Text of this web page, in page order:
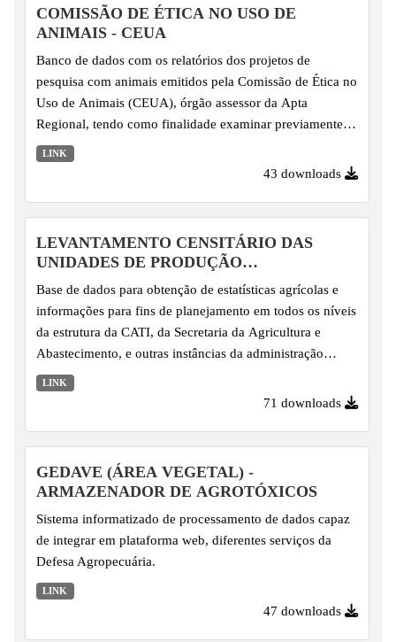
COMISSÃO DE ÉTICA NO USO DE
ANIMAIS - CEUA
Banco de dados com os relatórios dos projetos de
pesquisa com animais emitidos pela Comissão de Ética no
Uso de Animais (CEUA), órgão assessor da Apta
Regional, tendo como finalidade examinar previamente
os procedimentos, protocolos, projetos de ensino e/ou
pesquisa que envolvam o uso de animais vertebrados
LINK
43 downloads
LEVANTAMENTO CENSITÁRIO DAS
UNIDADES DE PRODUÇÃO
AGROPECUÁRIA DO ESTADO DE...
Base de dados para obtenção de estatísticas agrícolas e
informações para fins de planejamento em todos os níveis
da estrutura da CATI, da Secretaria da Agricultura e
Abastecimento, e outras instâncias da administração
pública e órgãos vinculados à pesquisa no meio rural.
LINK
71 downloads
GEDAVE (ÁREA VEGETAL) -
ARMAZENADOR DE AGROTÓXICOS
Sistema informatizado de processamento de dados capaz
de integrar em plataforma web, diferentes serviços da
Defesa Agropecuária.
LINK
47 downloads